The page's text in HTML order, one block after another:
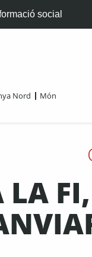
social
Nord Món